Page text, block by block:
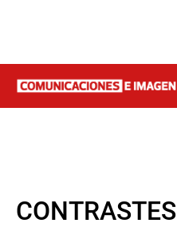
CONTRASTES